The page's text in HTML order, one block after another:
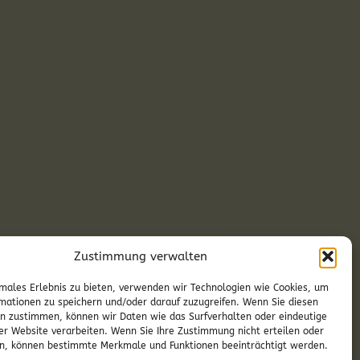
Zustimmung verwalten
Erlebnis zu bieten, verwenden wir Technologien wie Cookies, um
zu speichern und/oder darauf zuzugreifen. Wenn Sie diesen
zustimmen, können wir Daten wie das Surfverhalten oder eindeutige
Website verarbeiten. Wenn Sie Ihre Zustimmung nicht erteilen oder
können bestimmte Merkmale und Funktionen beeinträchtigt werden.